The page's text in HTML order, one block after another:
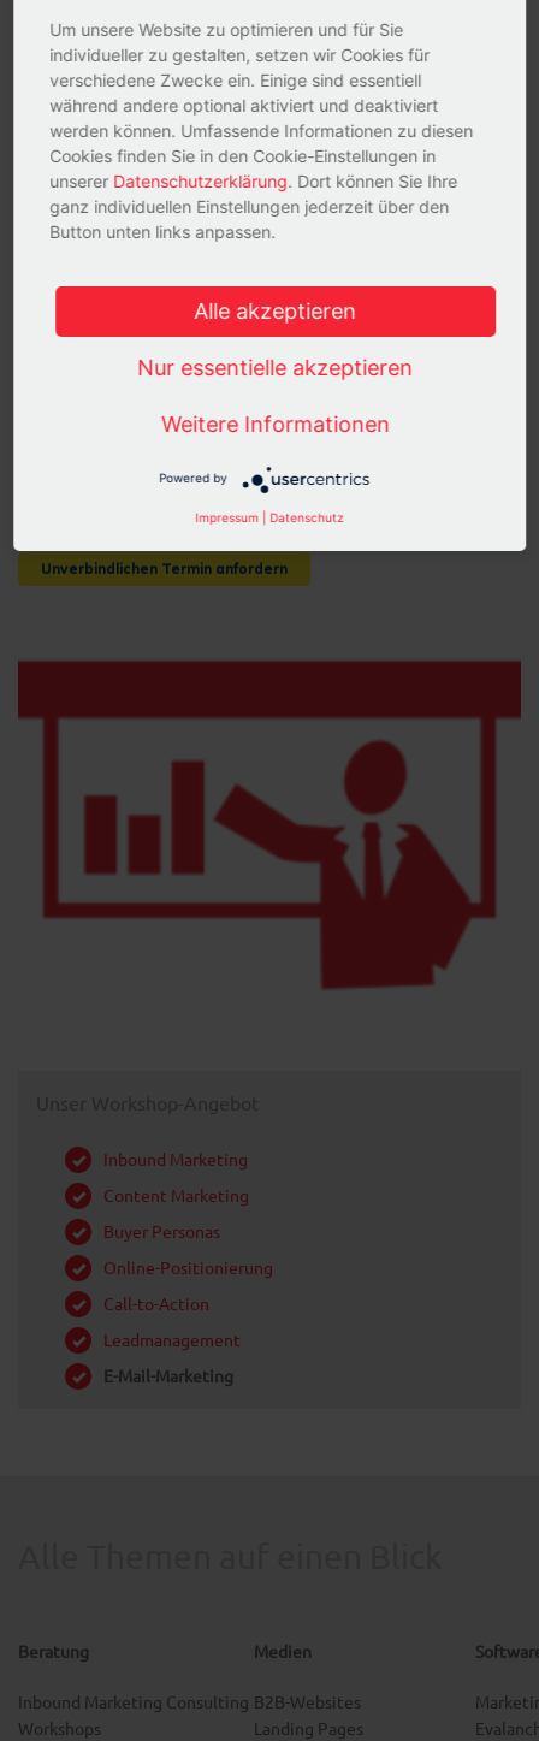
E-Mail über Trends, Checks und Analysen sowie
Webinare und Whitepaper zu vertriebsorientiertem
Marketing informiert. Ich kann die Einwilligung jederzeit
per E-Mail anservice@siteboosters.de, per Telefax
oder auf dem Postweg widerrufen. Ferner habe ich die
Möglichkeit, durch die Nutzung des Abmeldelinks in
jeder E-Mail, die ich erhalte, die Einwilligung zu
widerrufen. Sie können diese Benachrichtigungen
jederzeit abbestellen. Weitere Informationen zum
respektieren, finden Sie in unserer
.
Indem Sie das Formular absenden, stimmen Sie zu, dass
speichert und verarbeitet, um Ihnen die angeforderten Inhalte
Inbound Marketing
Content Marketing
Buyer Personas
Online-Positionierung
Call-to-Action
Leadmanagement
E-Mail-Marketing
Beratung
Inbound Marketing Consulting
Workshops
Medien
B2B-Websites
Landing Pages
Um unsere Website zu optimieren und für Sie
individueller zu gestalten, setzen wir Cookies für
verschiedene Zwecke ein. Einige sind essentiell
während andere optional aktiviert und deaktiviert
werden können. Umfassende Informationen zu diesen
Cookies finden Sie in den Cookie-Einstellungen in
unserer Datenschutzerklärung. Dort können Sie Ihre
ganz individuellen Einstellungen jederzeit über den
Button unten links anpassen.
Alle akzeptieren
Nur essentielle akzeptieren
Weitere Informationen
Powered by
Impressum Datenschutz